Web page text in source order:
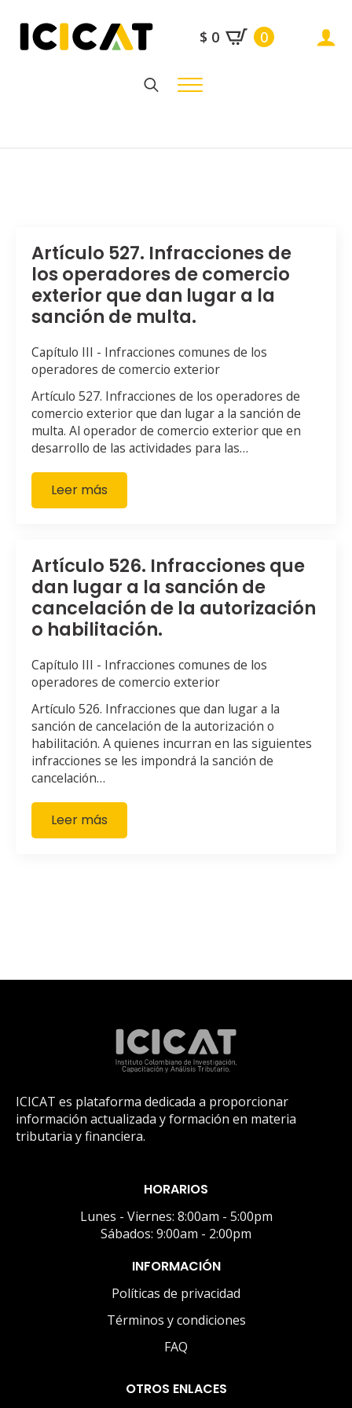
$ 0 0
Artículo 527. Infracciones de
los operadores de comercio
exterior que dan lugar a la
sanción de multa.
Capítulo III - Infracciones comunes de los
operadores de comercio exterior
Artículo 527. Infracciones de los operadores de
comercio exterior que dan lugar a la sanción de
multa. Al operador de comercio exterior que en
desarrollo de las actividades para las…
Leer más
Artículo 526. Infracciones que
dan lugar a la sanción de
cancelación de la autorización
o habilitación.
Capítulo III - Infracciones comunes de los
operadores de comercio exterior
Artículo 526. Infracciones que dan lugar a la
sanción de cancelación de la autorización o
habilitación. A quienes incurran en las siguientes
infracciones se les impondrá la sanción de
cancelación…
Leer más
ICICAT es plataforma dedicada a proporcionar
información actualizada y formación en materia
tributaria y financiera.
HORARIOS
Lunes - Viernes: 8:00am - 5:00pm
Sábados: 9:00am - 2:00pm
INFORMACIÓN
Políticas de privacidad
Términos y condiciones
FAQ
OTROS ENLACES